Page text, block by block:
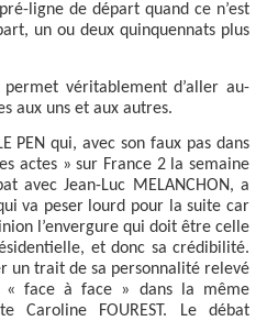
ligne de départ quand ce n’est
un ou deux quinquennats plus
véritablement d’aller au-
aux uns et aux autres.
PEN qui, avec son faux pas dans
actes » sur France 2 la semaine
avec Jean-Luc MELANCHON, a
va peser lourd pour la suite car
l’envergure qui doit être celle
et donc sa crédibilité.
un trait de sa personnalité relevé
« face à face » dans la même
Caroline FOUREST. Le débat